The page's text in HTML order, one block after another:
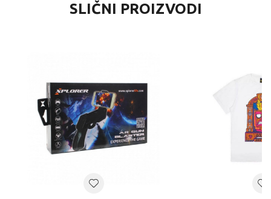
SLIČNI PROIZVODI